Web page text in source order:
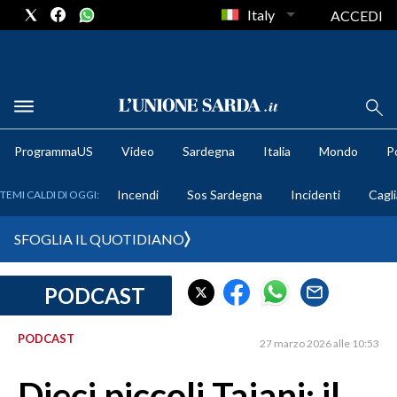
METEO
CRONACA SARDEGNA
Italy ACCEDI
ProgrammaUS Video Sardegna Italia Mondo
TEMI CALDI DI OGGI: Incendi Sos Sardegna Incidenti
SFOGLIA IL QUOTIDIANO
PODCAST
PODCAST 27 marzo 2026 alle 10:53